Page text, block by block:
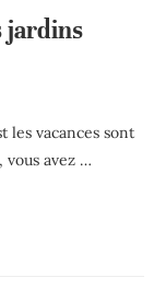
jardins
les vacances sont
vous avez …